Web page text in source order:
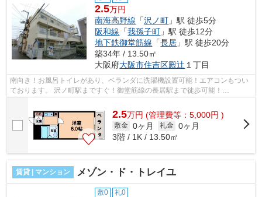
2.5万円
南海高野線 「沢ノ町 」駅 徒歩5分
阪和線 「我孫子町 」駅 徒歩12分
地下鉄御堂筋線 「長居 」駅 徒歩20分
築34年 / 13.50㎡
大阪府大阪市住吉区殿辻 １丁目
南向き！お風呂トイレがあり、ベランダに洗濯機設置可能！エアコンもつい
ております。 沢ノ町駅まですぐ！御堂筋線の長居駅まで徒歩可能！
■□■□■□■□■□■□■□■□■□■□■□■□■□■□■□■□■□■□■□■...
2.5万円 (管理費等：5,000円 )
敷金 0ヶ月 礼金 0ヶ月
3階 / 1K / 13.50㎡
賃貸 | マンション メゾン・ド・トレイユ
敷0 礼0